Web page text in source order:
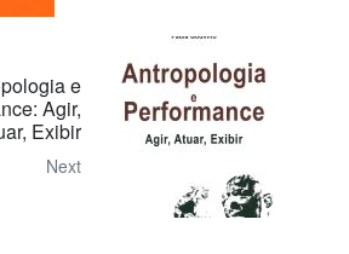
e
Agir,
Exibir
Next